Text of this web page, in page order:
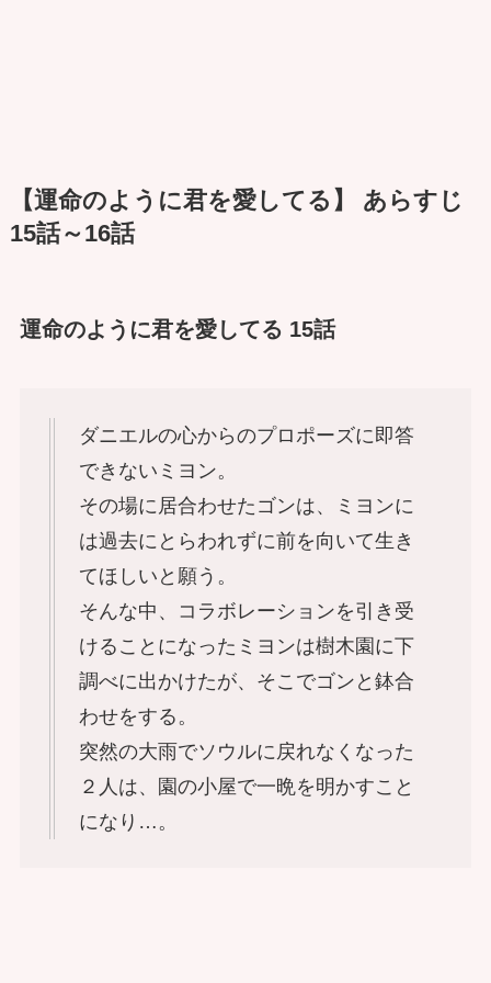
【運命のように君を愛してる】 あらすじ
15話～16話
運命のように君を愛してる 15話
ダニエルの心からのプロポーズに即答
できないミヨン。
その場に居合わせたゴンは、ミヨンに
は過去にとらわれずに前を向いて生き
てほしいと願う。
そんな中、コラボレーションを引き受
けることになったミヨンは樹木園に下
調べに出かけたが、そこでゴンと鉢合
わせをする。
突然の大雨でソウルに戻れなくなった
２人は、園の小屋で一晩を明かすこと
になり…。